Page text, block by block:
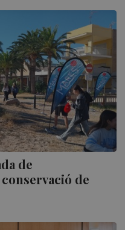
de
de